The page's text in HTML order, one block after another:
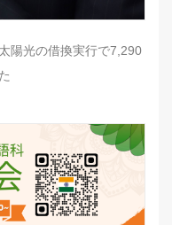
陽光の借換実行で7,290